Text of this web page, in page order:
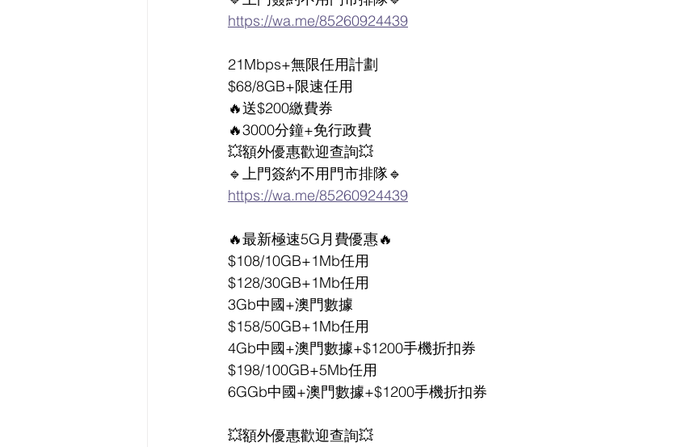
https://wa.me/85260924439
21Mbps+無限任用計劃
$68/8GB+限速任用
🔥送$200繳費券
🔥3000分鐘+免行政費
💥額外優惠歡迎查詢💥
🔹上門簽約不用門市排隊🔹
https://wa.me/85260924439
🔥最新極速5G月費優惠🔥
$108/10GB+1Mb任用
$128/30GB+1Mb任用
3Gb中國+澳門數據
$158/50GB+1Mb任用
4Gb中國+澳門數據+$1200手機折扣券
$198/100GB+5Mb任用
6GGb中國+澳門數據+$1200手機折扣券
💥額外優惠歡迎查詢💥